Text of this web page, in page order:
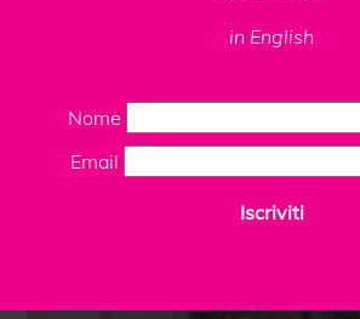
in English
Nome
Email
Iscriviti